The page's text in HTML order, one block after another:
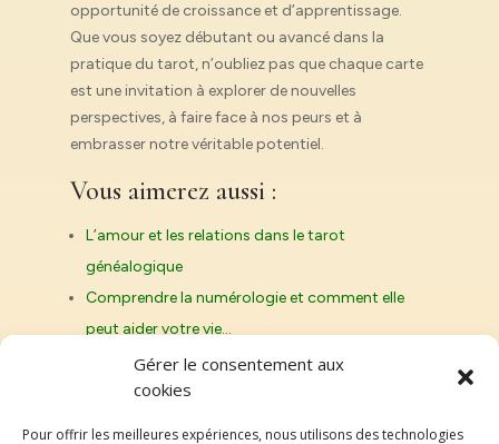
Gérer le consentement aux
cookies
Pour offrir les meilleures expériences, nous utilisons des technologies
opportunité de croissance et d’apprentissage.
Que vous soyez débutant ou avancé dans la
pratique du tarot, n’oubliez pas que chaque carte
est une invitation à explorer de nouvelles
perspectives, à faire face à nos peurs et à
embrasser notre véritable potentiel.
Vous aimerez aussi :
L’amour et les relations dans le tarot
généalogique
Comprendre la numérologie et comment elle
peut aider votre vie…
Les cycles de vie et le tarot : comprendre les…
La Papesse et le Pape : les archétypes maternels